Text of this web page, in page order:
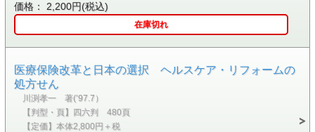
価格： 2,200円(税込)
在庫切れ
医療保険改革と日本の選択 ヘルスケア・リフォームの
処方せん
川渕孝一 著(’97.7）
【判型・頁】四六判 480頁
【定価】本体2,800円＋税